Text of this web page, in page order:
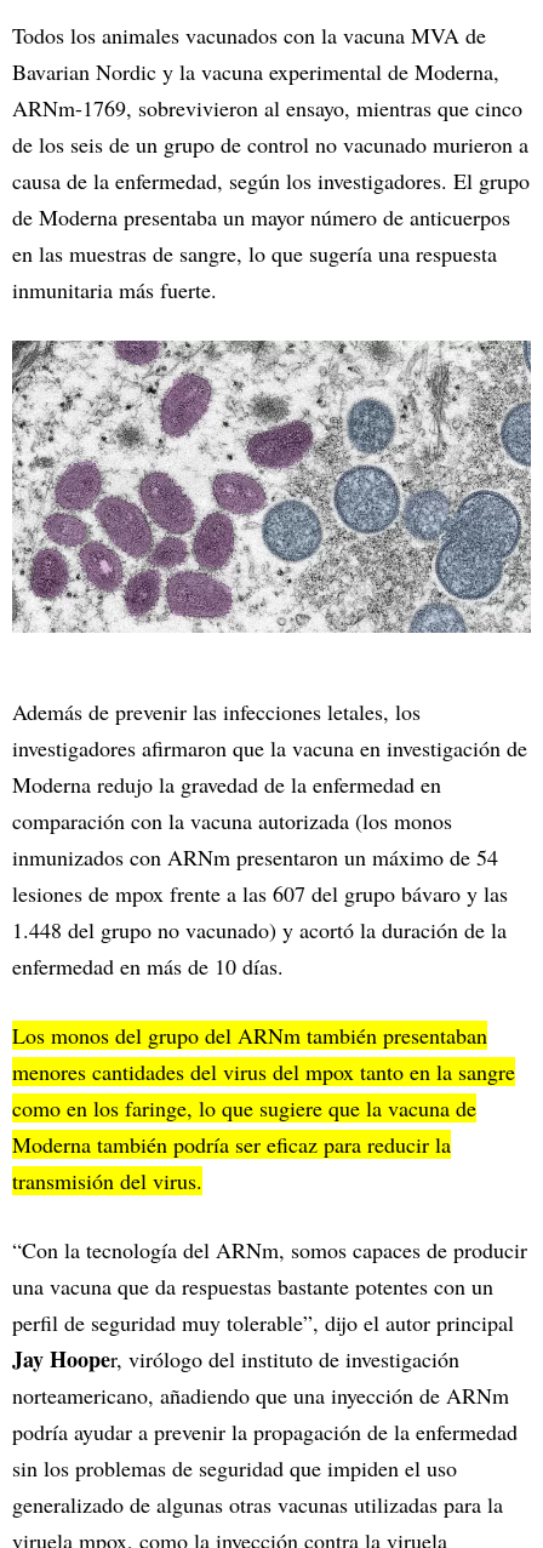
Todos los animales vacunados con la vacuna MVA de
Bavarian Nordic y la vacuna experimental de Moderna,
ARNm-1769, sobrevivieron al ensayo, mientras que cinco
de los seis de un grupo de control no vacunado murieron a
causa de la enfermedad, según los investigadores. El grupo
de Moderna presentaba un mayor número de anticuerpos
en las muestras de sangre, lo que sugería una respuesta
inmunitaria más fuerte.
Además de prevenir las infecciones letales, los
investigadores afirmaron que la vacuna en investigación de
Moderna redujo la gravedad de la enfermedad en
comparación con la vacuna autorizada (los monos
inmunizados con ARNm presentaron un máximo de 54
lesiones de mpox frente a las 607 del grupo bávaro y las
1.448 del grupo no vacunado) y acortó la duración de la
enfermedad en más de 10 días.
Los monos del grupo del ARNm también presentaban
menores cantidades del virus del mpox tanto en la sangre
como en los faringe, lo que sugiere que la vacuna de
Moderna también podría ser eficaz para reducir la
transmisión del virus.
“Con la tecnología del ARNm, somos capaces de producir
una vacuna que da respuestas bastante potentes con un
perfil de seguridad muy tolerable”, dijo el autor principal
Jay Hooper, virólogo del instituto de investigación
norteamericano, añadiendo que una inyección de ARNm
podría ayudar a prevenir la propagación de la enfermedad
sin los problemas de seguridad que impiden el uso
generalizado de algunas otras vacunas utilizadas para la
viruela mpox, como la inyección contra la viruela